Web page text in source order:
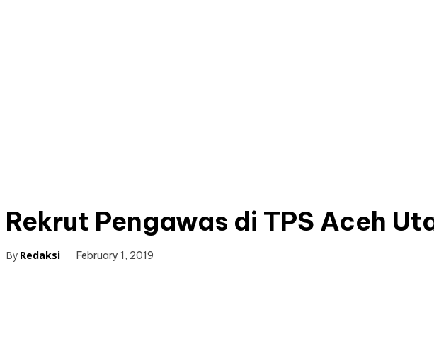
Rekrut Pengawas di TPS Aceh
By Redaksi February 1, 2019